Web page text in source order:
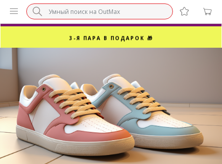
БЕЗ НАЦЕНКИ МАРКЕТПЛЕЙСОВ ⚡ ВАШ РАЗМЕР
3-Я ПАРА В ПОДАРОК 🎁
СУПЕРАКЦИЯ 🔥 2-Я ПАРА -50%